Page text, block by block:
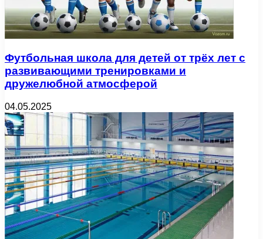
Футбольная школа для детей от трёх лет с
развивающими тренировками и
дружелюбной атмосферой
04.05.2025